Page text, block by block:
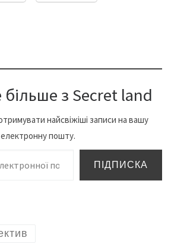
більше з Secret land
найсвіжіші записи на вашу
електронну пошту.
електронної пошти…
ПІДПИСКА